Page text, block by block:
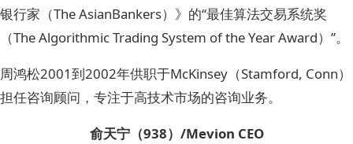
银行家（The AsianBankers）》的“最佳算法交易系统奖
（The Algorithmic Trading System of the Year Award）”。
周鸿松2001到2002年供职于McKinsey（Stamford, Conn）
担任咨询顾问，专注于高技术市场的咨询业务。
俞天宁（938）/Mevion CEO